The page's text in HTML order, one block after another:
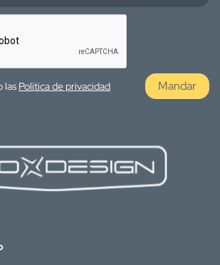
las Política de privacidad Mandar